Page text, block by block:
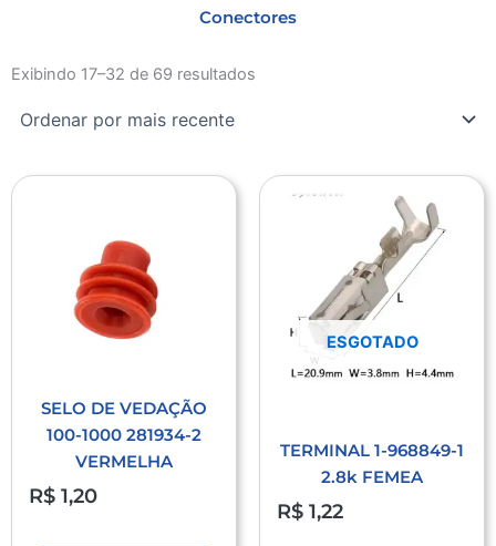
Conectores
Exibindo 17–32 de 69 resultados
SELO DE VEDAÇÃO
100-1000 281934-2
VERMELHA
R$ 1,20
ESGOTADO
TERMINAL 1-968849-1
2.8k FEMEA
R$ 1,22